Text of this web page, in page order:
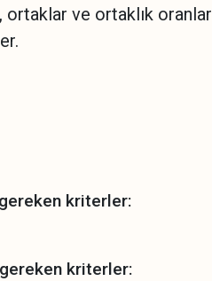
ve ortaklık
kriterler:
kriterler: